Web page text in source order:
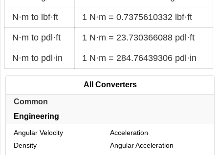
N·m to lbf·ft 1 N·m = 0.7375610332 lbf·ft
N·m to pdl·ft 1 N·m = 23.730366088 pdl·ft
N·m to pdl·in 1 N·m = 284.76439306 pdl·in
All Converters
Common
Engineering
Angular Velocity
Acceleration
Density
Angular Acceleration